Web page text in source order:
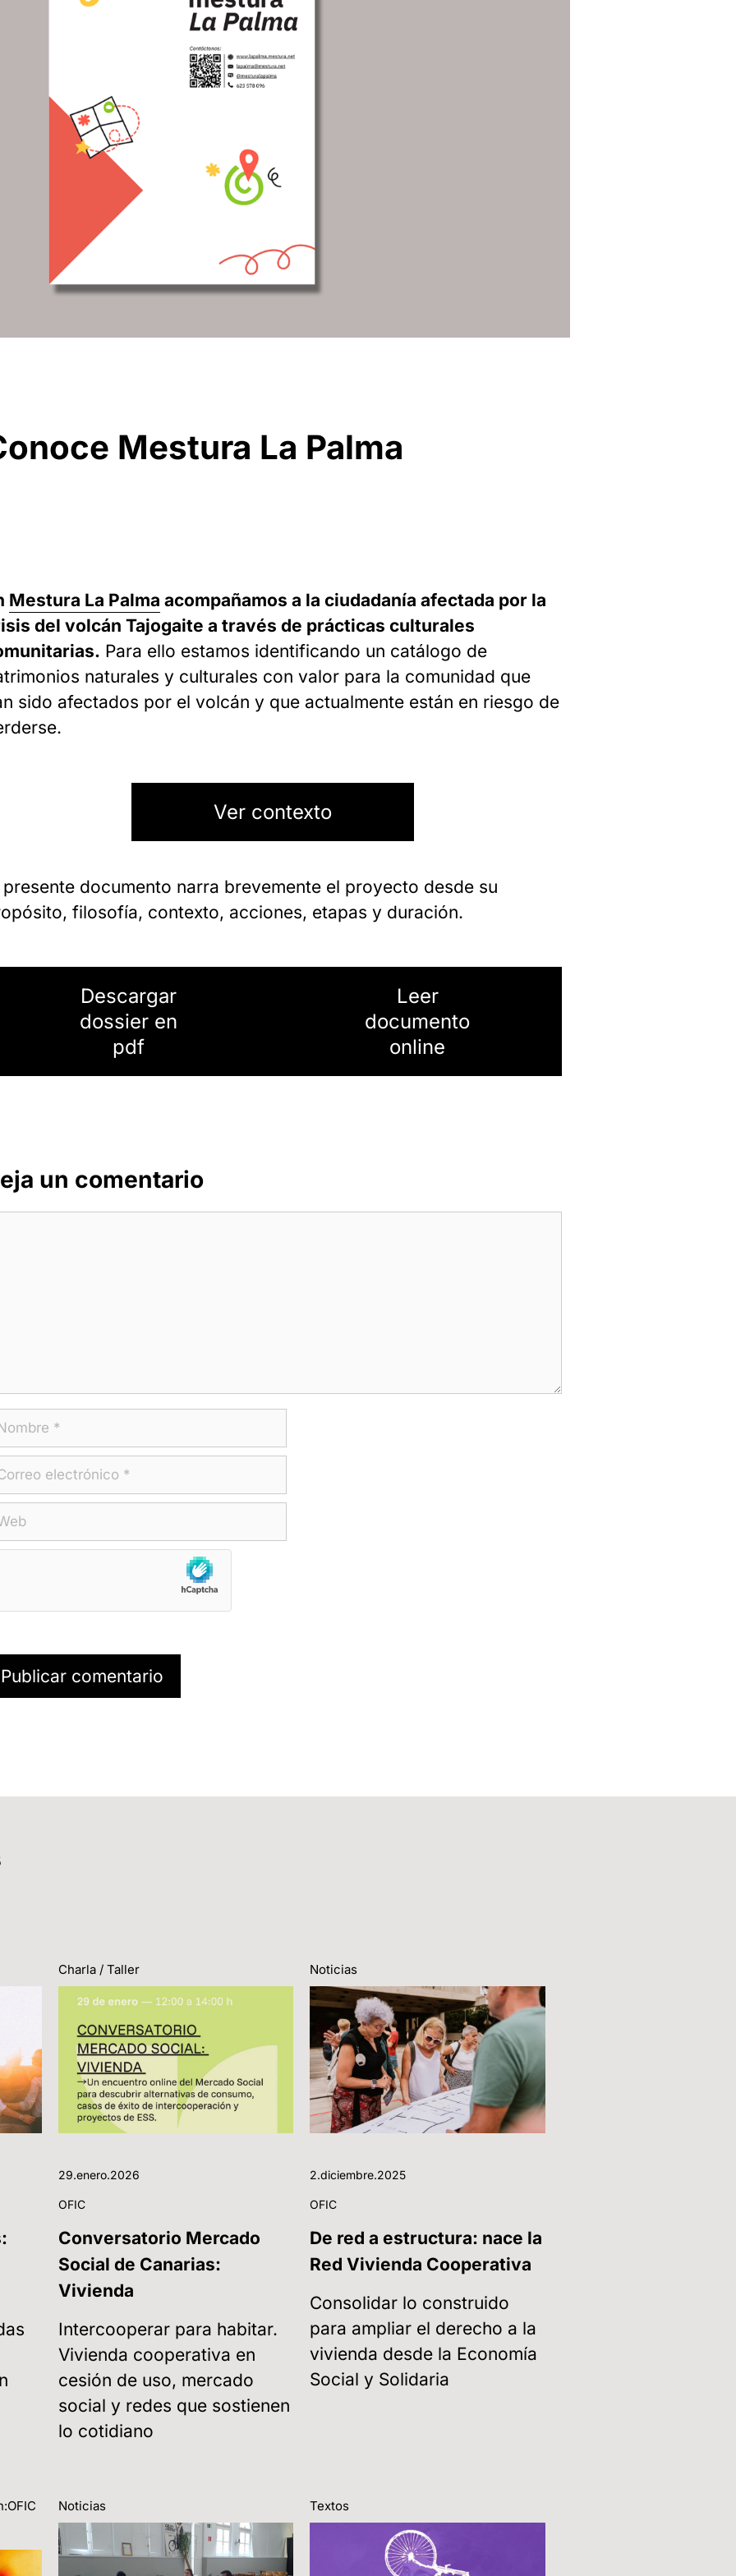
Mestura La Palma
Mestura La Palma acompañamos a la ciudadanía afectada por la
del volcán Tajogaite a través de prácticas culturales
Para ello estamos identificando un catálogo de
naturales y culturales con valor para la comunidad que
sido afectados por el volcán y que actualmente están en riesgo de
Ver contexto
presente documento narra brevemente el proyecto desde su
filosofía, contexto, acciones, etapas y duración.
Descargar
dossier en
pdf
Leer
documento
online
un comentario
Charla / Taller
29.enero.2026
OFIC
Conversatorio Mercado
Social de Canarias:
Vivienda
Intercooperar para habitar.
Vivienda cooperativa en
cesión de uso, mercado
social y redes que sostienen
lo cotidiano
Noticias
2.diciembre.2025
OFIC
De red a estructura: nace la
Red Vivienda Cooperativa
Consolidar lo construido
para ampliar el derecho a la
vivienda desde la Economía
Social y Solidaria
Noticias Textos